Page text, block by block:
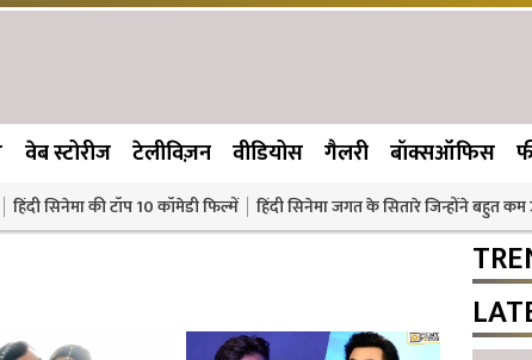
वेब स्टोरीज टेलीविज़न वीडियोस गैलरी बॉक्सऑफिस
हिंदी सिनेमा की टॉप 10 कॉमेडी फिल्में हिंदी सिनेमा जगत के सितारे जिन्होंने बहुत कम